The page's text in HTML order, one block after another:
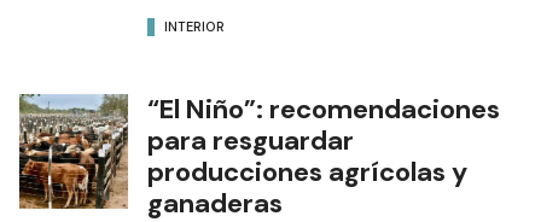
INTERIOR
“El Niño”: recomendaciones
para resguardar
producciones agrícolas y
ganaderas